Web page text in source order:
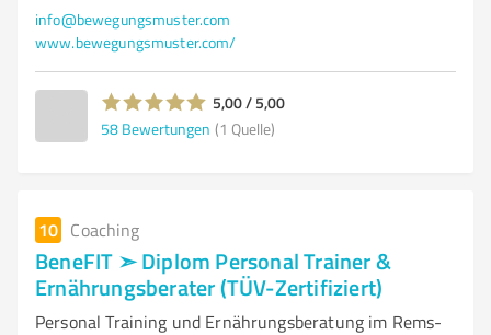
info@bewegungsmuster.com
www.bewegungsmuster.com/
5,00 / 5,00
58 Bewertungen (1 Quelle)
10 Coaching
BeneFIT ➣ Diplom Personal Trainer &
Ernährungsberater (TÜV-Zertifiziert)
Personal Training und Ernährungsberatung im Rems-